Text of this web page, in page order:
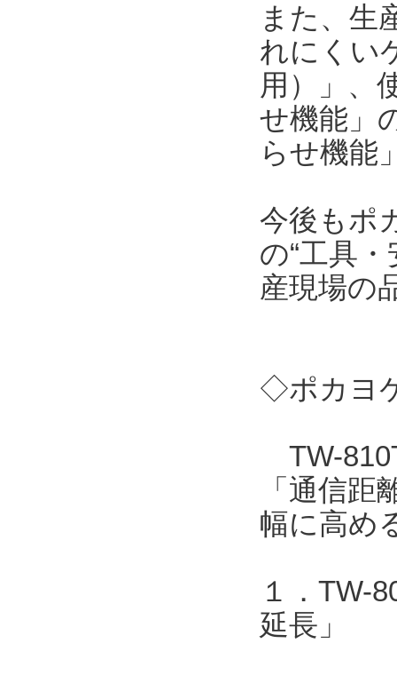
また、生
れにくい
用）」、
せ機能」
らせ機能
今後もポ
の“工具
産現場の
◇ポカヨ
TW-
「通信
幅に高め
１．TW-
延長」